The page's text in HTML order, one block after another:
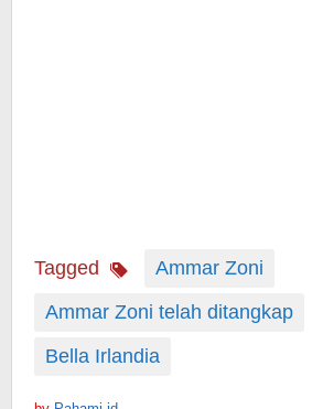
Tagged
Ammar Zoni
Ammar Zoni telah ditangkap
Bella Irlandia